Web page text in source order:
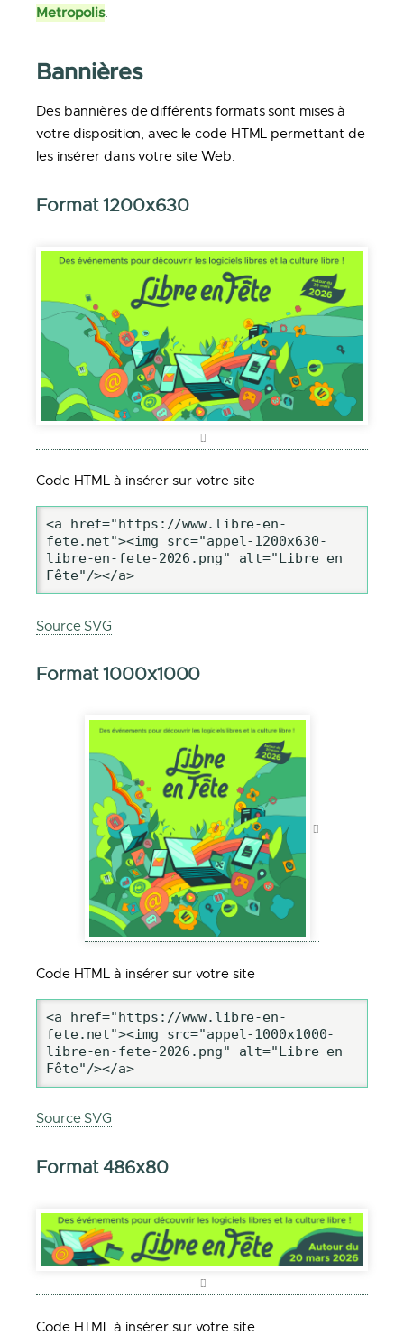
Metropolis.
Bannières
Des bannières de différents formats sont mises à
votre disposition, avec le code HTML permettant de
les insérer dans votre site Web.
Format 1200x630
Code HTML à insérer sur votre site
<a href="https://www.libre-en-
fete.net"><img src="appel-1200x630-
libre-en-fete-2026.png" alt="Libre en
Fête"/></a>
Source SVG
Format 1000x1000
Code HTML à insérer sur votre site
<a href="https://www.libre-en-
fete.net"><img src="appel-1000x1000-
libre-en-fete-2026.png" alt="Libre en
Fête"/></a>
Source SVG
Format 486x80
Code HTML à insérer sur votre site